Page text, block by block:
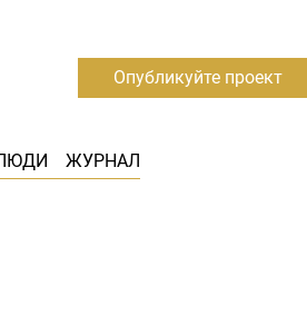
ЖУРНАЛ
Опубликуйте проект